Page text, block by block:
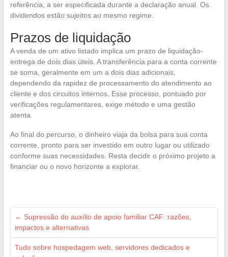
referência, a ser especificada durante a declaração anual. Os
dividendos estão sujeitos ao mesmo regime.
Prazos de liquidação
A venda de um ativo listado implica um prazo de liquidação-
entrega de dois dias úteis. A transferência para a conta corrente
se soma, geralmente em um a dois dias adicionais,
dependendo da rapidez de processamento do atendimento ao
cliente e dos circuitos internos. Esse processo, pontuado por
verificações regulamentares, exige método e uma gestão
atenta.
Ao final do percurso, o dinheiro viaja da bolsa para sua conta
corrente, pronto para ser investido em outro lugar ou utilizado
conforme suas necessidades. Resta decidir o próximo projeto a
financiar ou o novo horizonte a explorar.
← Supressão do auxílio de apoio familiar CAF: razões,
impactos e alternativas
Tudo sobre hospedagem web, servidores dedicados e